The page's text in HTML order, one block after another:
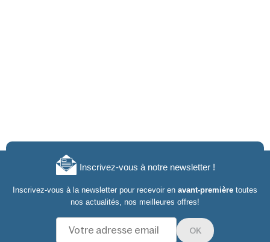
Inscrivez-vous à notre newsletter !
Inscrivez-vous à la newsletter pour recevoir en avant-première toutes
nos actualités, nos meilleures offres!
OK